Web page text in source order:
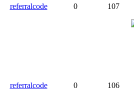
referralcode 0 107
referralcode 0 106